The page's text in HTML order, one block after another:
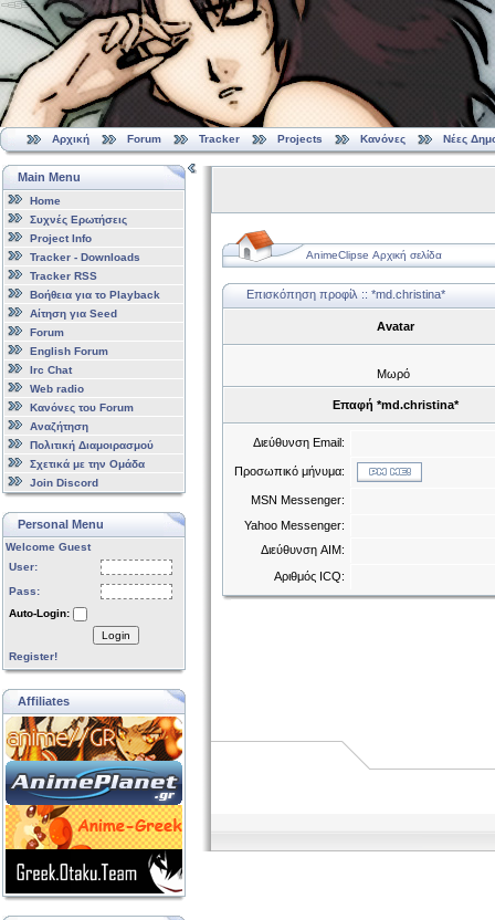
Αρχική Forum Tracker Projects Κανόνες Νέες
Main Menu
Home
Συχνές Ερωτήσεις
Project Info
Tracker - Downloads
Tracker RSS
Βοήθεια για το Playback
Αίτηση για Seed
Forum
English Forum
Irc Chat
Web radio
Κανόνες του Forum
Αναζήτηση
Πολιτική Διαμοιρασμού
Σχετικά με την Ομάδα
Join Discord
Personal Menu
Welcome Guest
User:
Pass:
Auto-Login:
Login
Register!
Affiliates
AnimeClipse Αρχική σελίδα
Επισκόπηση προφίλ :: *md.christina*
Avatar
Μωρό
Επαφή *md.christina*
Διεύθυνση Email:
Προσωπικό μήνυμα:
MSN Messenger:
Yahoo Messenger:
Διεύθυνση AIM:
Αριθμός ICQ: